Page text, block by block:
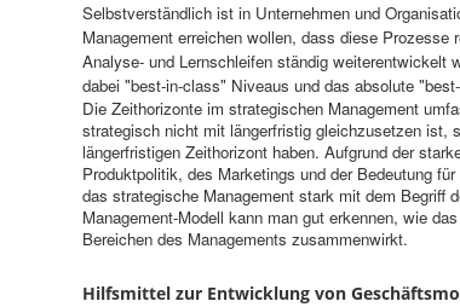
Selbstverständlich ist in Unternehmen und
Management erreichen wollen, dass diese Prozesse
Analyse- und Lernschleifen ständig weiterentwickelt
dabei "best-in-class" Niveaus und das absolute
Die Zeithorizonte im strategischen Management
strategisch nicht mit längerfristig gleichzusetzen ist,
längerfristigen Zeithorizont haben. Aufgrund der
Produktpolitik, des Marketings und der Bedeutung
das strategische Management stark mit dem Begriff
Management-Modell kann man gut erkennen, wie
Bereichen des Managements zusammenwirkt.
Hilfsmittel zur Entwicklung von